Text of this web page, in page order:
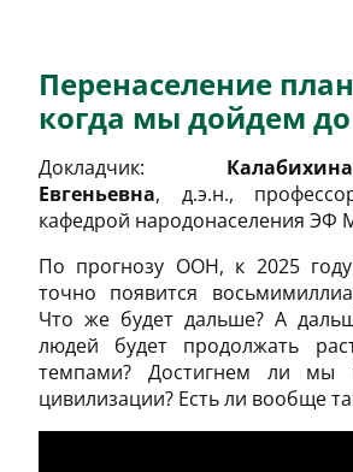
Перенаселение
когда мы дойдем до
Докладчик:
Евгеньевна, д.э.н.,
кафедрой народонаселения ЭФ
По прогнозу ООН, к 2025
точно появится
Что же будет дальше? А
людей будет продолжать
темпами? Достигнем ли мы
цивилизации? Есть ли вообще